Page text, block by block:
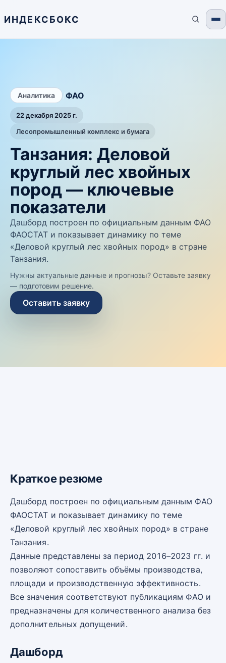
ИНДЕКСБОКС
Аналитика ФАО
22 декабря 2025 г.
Лесопромышленный комплекс и бумага
Танзания: Деловой
круглый лес хвойных
пород — ключевые
показатели
Дашборд построен по официальным данным ФАО
ФАОСТАТ и показывает динамику по теме
«Деловой круглый лес хвойных пород» в стране
Танзания.
Нужны актуальные данные и прогнозы? Оставьте заявку
— подготовим решение.
Оставить заявку
Краткое резюме
Дашборд построен по официальным данным ФАО
ФАОСТАТ и показывает динамику по теме
«Деловой круглый лес хвойных пород» в стране
Танзания.
Данные представлены за период 2016–2023 гг. и
позволяют сопоставить объёмы производства,
площади и производственную эффективность.
Все значения соответствуют публикациям ФАО и
предназначены для количественного анализа без
дополнительных допущений.
Дашборд